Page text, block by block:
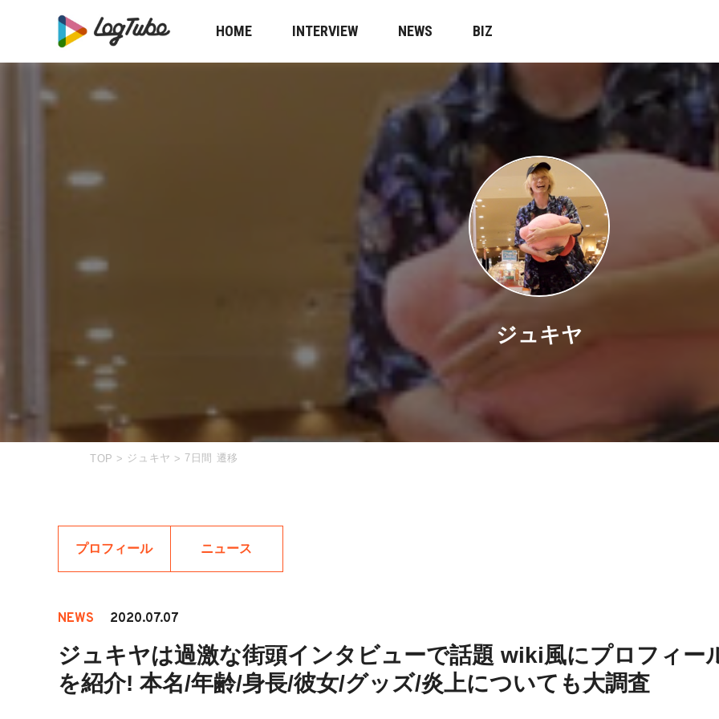
HOME INTERVIEW NEWS BIZ
ジュキヤ
TOP > ジュキヤ > 7日間 遷移
プロフィール ニュース
NEWS 2020.07.07
ジュキヤは過激な街頭インタビューで話題 wiki風にプロフィー
を紹介! 本名/年齢/身長/彼女/グッズ/炎上についても大調査